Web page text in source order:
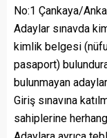
No:1 Çankaya/
Adaylar sınavda
kimlik belgesi
pasaport)
bulunmayan
Giriş sınavına
sahiplerine